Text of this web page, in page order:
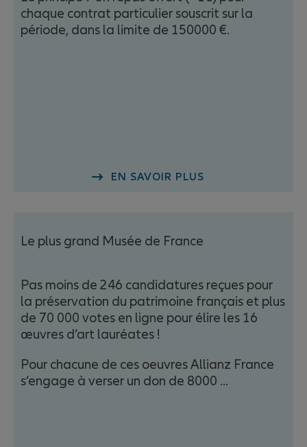
chaque contrat particulier souscrit sur la
période, dans la limite de 150000 €.
EN SAVOIR PLUS
Le plus grand Musée de France
Pas moins de 246 candidatures reçues pour
la préservation du patrimoine français et plus
de 70 000 votes en ligne pour élire les 16
œuvres d’art lauréates !
Pour chacune de ces oeuvres Allianz France
s’engage à verser un don de 8000 ...